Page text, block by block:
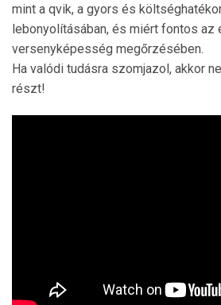
mint a qvik, a gyors és
lebonyolításában, és miért fontos
versenyképesség megőrzésében.
Ha valódi tudásra szomjazol, akkor
részt!